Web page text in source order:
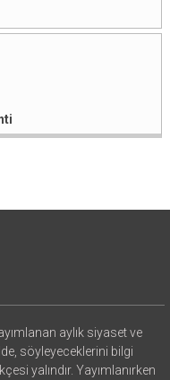
aylık siyaset ve
söyleyeceklerini bilgi
yalındır. Yayımlanırken